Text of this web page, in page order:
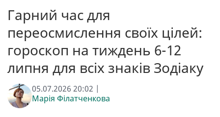
Гарний час для
переосмислення своїх цілей:
гороскоп на тиждень 6-12
липня для всіх знаків Зодіаку
05.07.2026 20:02 |
Марія Філатченкова